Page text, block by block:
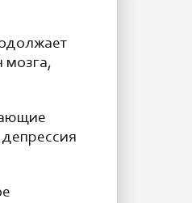
мозга,